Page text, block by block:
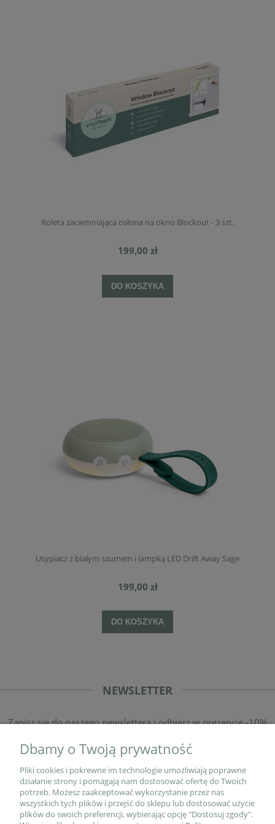
Roleta zaciemniająca osłona na okno Blockout - 3 szt.
199,00 zł
DO KOSZYKA
Usypiacz z białym szumem i lampką LED Drift Away Sage
199,00 zł
DO KOSZYKA
NEWSLETTER
Zapisz się do naszego newslettera i odbierz w prezencie -10%
Dbamy o Twoją prywatność
Pliki cookies i pokrewne im technologie umożliwiają poprawne
działanie strony i pomagają nam dostosować ofertę do Twoich
potrzeb. Możesz zaakceptować wykorzystanie przez nas
wszystkich tych plików i przejść do sklepu lub dostosować użycie
plików do swoich preferencji, wybierając opcję "Dostosuj zgody".